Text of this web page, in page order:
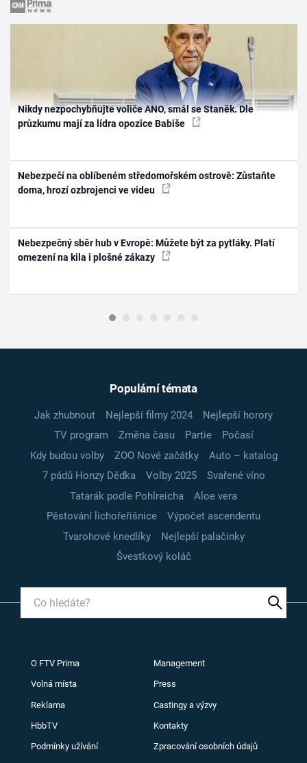
Nikdy nezpochybňujte voliče ANO, smál se Staněk. Dle
průzkumu mají za lídra opozice Babiše
Nebezpečí na oblíbeném středomořském ostrově: Zůstaňte
doma, hrozí ozbrojenci ve videu
Nebezpečný sběr hub v Evropě: Můžete být za pytláky. Platí
omezení na kila i plošné zákazy
Populární témata
Jak zhubnout Nejlepší filmy 2024
Nejlepší horory
TV program
Změna času Partie
Počasí
Kdy budou volby
ZOO Nové začátky
Auto – katalog
7 pádů Honzy Dědka
Volby 2025
Svařené víno
Tatarák podle Pohlreicha
Aloe vera
Pěstování lichořeřišnice
Výpočet ascendentu
Tvarohové knedlíky
Nejlepší palačinky
Švestkový koláč
O FTV Prima Management
Volná místa Press
Reklama Castingy a výzvy
HbbTV Kontakty
Podmínky užívání Zpracování osobních údajů